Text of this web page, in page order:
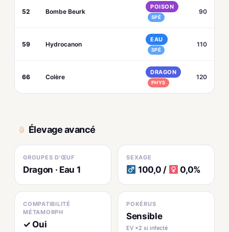
52 Bombe Beurk
POISON
SPÉ
90
59 Hydrocanon
EAU
SPÉ
110
66 Colère
DRAGON
PHYS
120
Élevage avancé
GROUPES D'ŒUF
Dragon · Eau 1
SEXAGE
100,0 / 0,0%
COMPATIBILITÉ
MÉTAMORPH
✓ Oui
POKÉRUS
Sensible
EV ×2 si infecté